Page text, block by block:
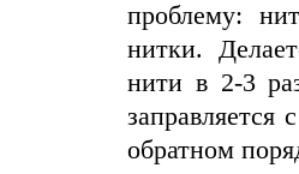
проблему:
нитки.
нити в 2-3
заправляется
обратном